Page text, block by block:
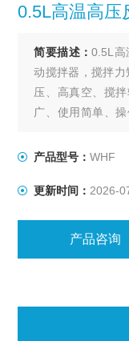
0.5L高温高压
简要描述：0.5L高
动搅拌器，搅拌
压、高真空、搅
广、使用简单、
药、化工的理想选
产品型号：WHF
更新时间： 2026-
产品咨询